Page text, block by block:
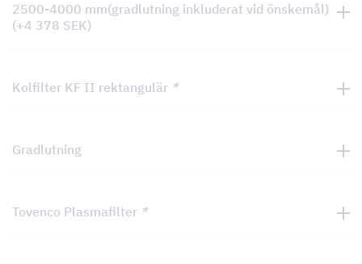
2500-4000 mm(gradlutning inkluderat vid önskemål)
(+4 378 SEK)
Kolfilter KF II rektangulär *
Gradlutning
Tovenco Plasmafilter *